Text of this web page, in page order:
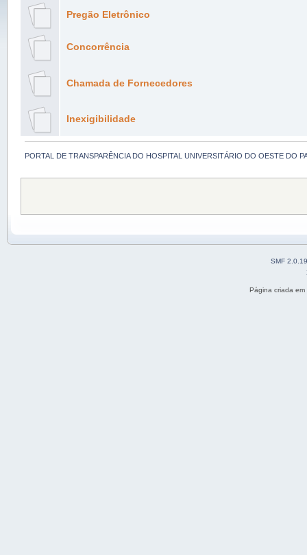
Pregão Eletrônico
Concorrência
Chamada de Fornecedores
Inexigibilidade
PORTAL DE TRANSPARÊNCIA DO HOSPITAL UNIVERSITÁRIO DO OESTE DO
SMF 2.0.19
Página criada